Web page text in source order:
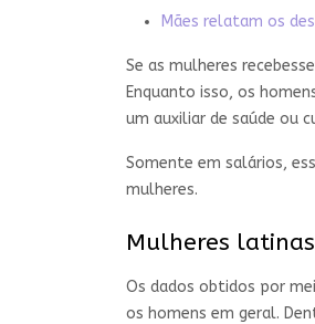
Mães relatam os
Se as mulheres
Enquanto isso, os
um auxiliar de saúde ou
Somente em salários,
mulheres.
Mulheres
Os dados obtidos por
os homens em geral.